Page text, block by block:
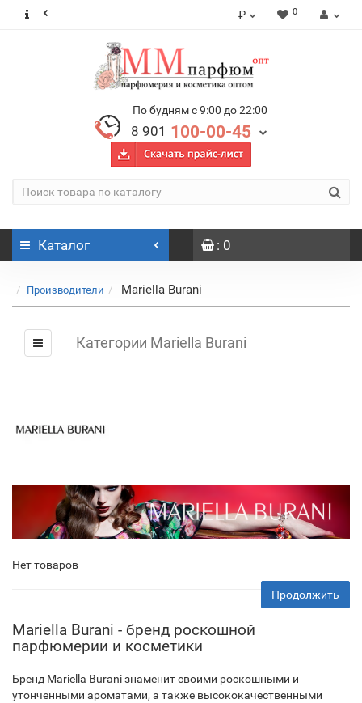
₽ 0
По будням с 9:00 до 22:00
8 901 100-00-45
Каталог : 0
Производители Mariella Burani
Категории Mariella Burani
Нет товаров
Продолжить
Mariella Burani - бренд роскошной
парфюмерии и косметики
Бренд Mariella Burani знаменит своими роскошными и
утонченными ароматами, а также высококачественными